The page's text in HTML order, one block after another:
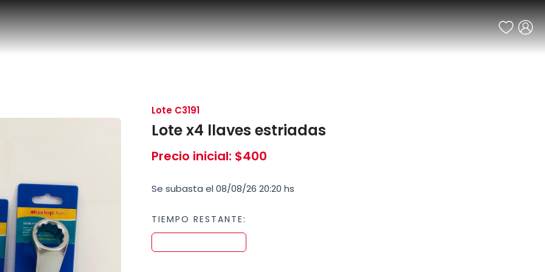
Lote C3191
Lote x4 llaves estriadas
Precio inicial: $400
Se subasta el 08/08/26 20:20 hs
TIEMPO RESTANTE: